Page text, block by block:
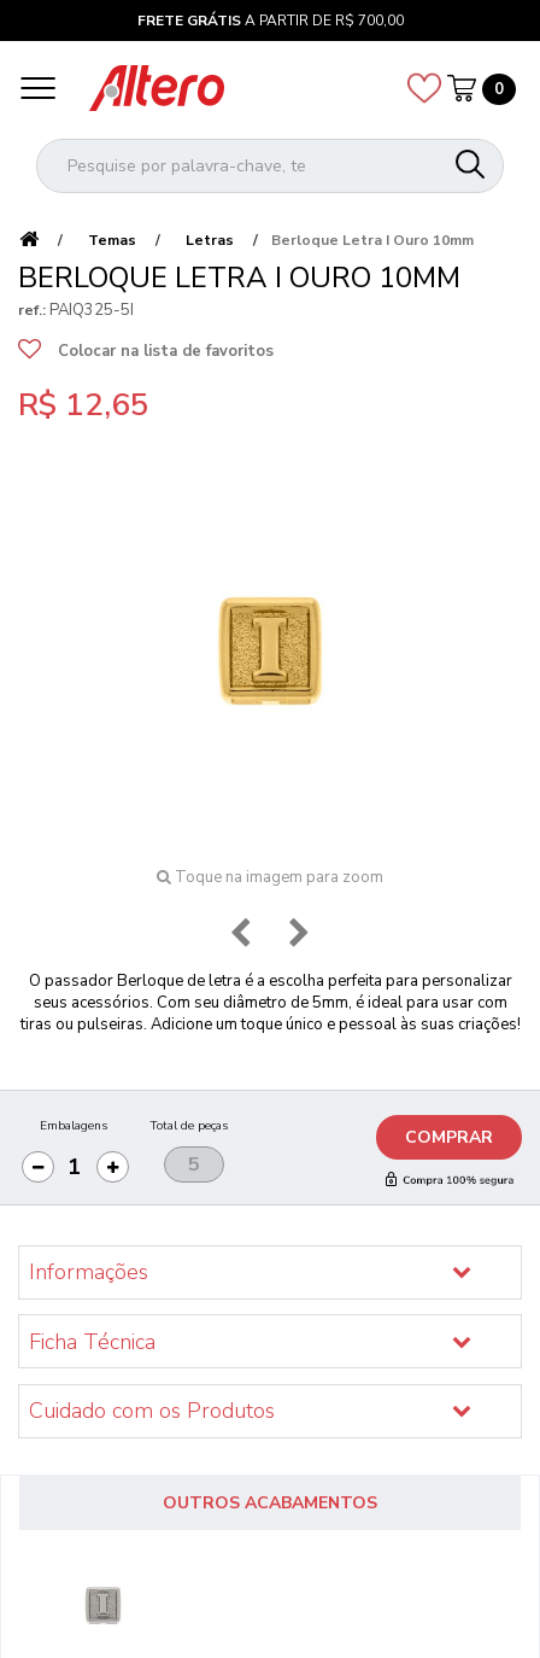
FRETE GRÁTISA PARTIR DE R$ 700,00
0
Temas Letras Berloque Letra I Ouro 10mm
BERLOQUE LETRA I OURO 10MM
ref.: PAIQ325-5I
Colocar na lista de favoritos
R$ 12,65
Toque na imagem para zoom
O passador Berloque de letra é a escolha perfeita para personalizar
seus acessórios. Com seu diâmetro de 5mm, é ideal para usar com
tiras ou pulseiras. Adicione um toque único e pessoal às suas criações!
Embalagens Total de peças COMPRAR
Informações
Ficha Técnica
Cuidado com os Produtos
OUTROS ACABAMENTOS